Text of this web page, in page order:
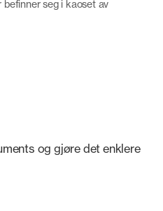
seg i kaoset av
og gjøre det enklere